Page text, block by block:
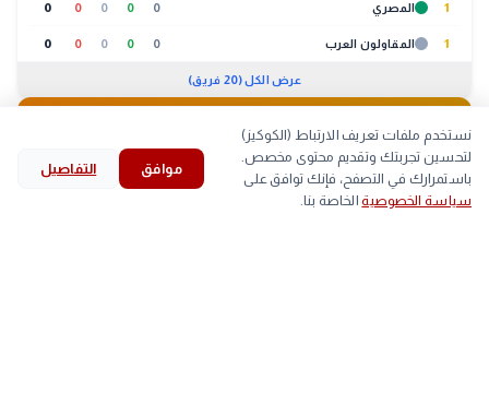
1 المصري 0
0
0
0
0
1 المقاولون العرب 0
0
0
0
0
عرض الكل (20 فريق)
🐔
لحوم بيض كتاكيت بط
الصنف
home
الرئيسية
explore
استكشف
history
bookmark
search
نستخدم ملفات تعريف الارتباط (الكوكيز)
لتحسين تجربتك وتقديم محتوى مخصص.
باستمرارك في التصفح، فإنك توافق على
سياسة الخصوصية الخاصة بنا.
موافق التفاصيل